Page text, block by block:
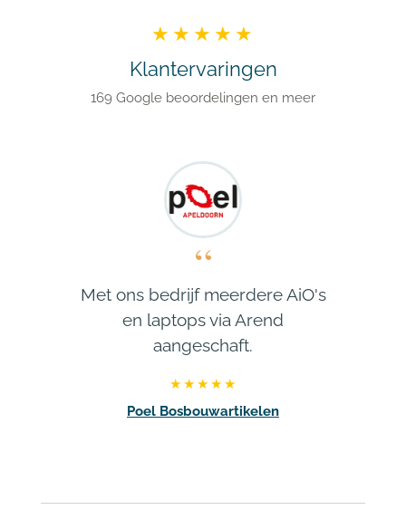
★★★★★
Klantervaringen
169 Google beoordelingen en meer
“
Met ons bedrijf meerdere AiO's
en laptops via Arend
aangeschaft.
★★★★★
Poel Bosbouwartikelen